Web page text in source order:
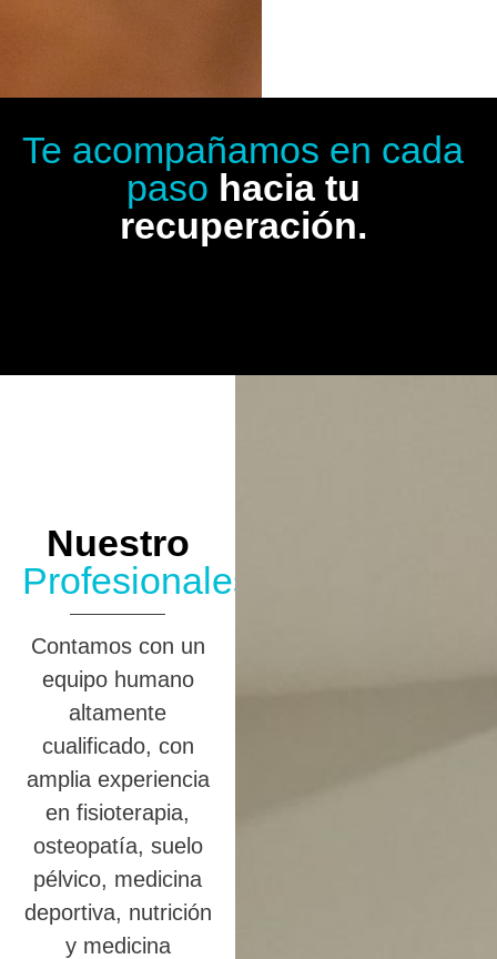
Te acompañamos en cada
paso hacia tu
recuperación.
Nuestro
Profesionales
Contamos con un
equipo humano
altamente
cualificado, con
amplia experiencia
en fisioterapia,
osteopatía, suelo
pélvico, medicina
deportiva, nutrición
y medicina